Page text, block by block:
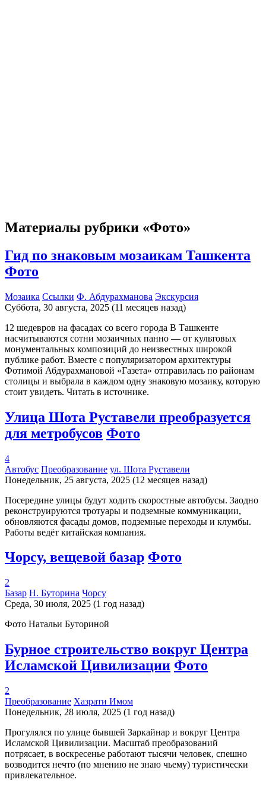
Материалы рубрики «Фото»
Гид по знаковым мозаикам Ташкента
Фото
Мозаика Ссылки Ф. Абдурахманова Экскурсия
Суббота, 30 августа, 2025 (11 месяцев назад)
12 шедевров на фасадах со всего города В Ташкенте
насчитываются сотни мозаичных панно — от культовых
монументальных композиций до неизвестных широкой
публике работ. Вместе с популяризатором архитектуры
Фотимой Абдурахмановой «Газета» отправилась по районам
столицы и выбрала в каждом одну знаковую мозаику, которую
стоит увидеть. Читать в источнике.
Улица Шота Руставели преобразуется
для метробусов Фото
4
Автобус Преобразование ул. Шота Руставели
Понедельник, 25 августа, 2025 (12 месяцев назад)
Посередине улицы будут ходить скоростные автобусы. Заодно
реконструируются тротуары и подземные коммуникации,
обновляются фасады домов, подземные переходы и клумбы.
Работы ведёт китайская компания.
Чорсу, вещевой базар Фото
2
Базар Н. Буторина Чорсу
Среда, 30 июля, 2025 (1 год назад)
Фото Натальи Буториной
Бурное строительство вокруг Центра
Исламской Цивилизации Фото
2
Преобразование Хазрати Имом
Понедельник, 28 июля, 2025 (1 год назад)
Прогулялся по улице бывшей Заркайнар и вокруг Центра
Исламской Цивилизации. Масштаб преобразований
потрясает, в воскресенье работают тысячи человек, спешно
возводится нечто (по мнению не знаю чьему) туристически
привлекательное.